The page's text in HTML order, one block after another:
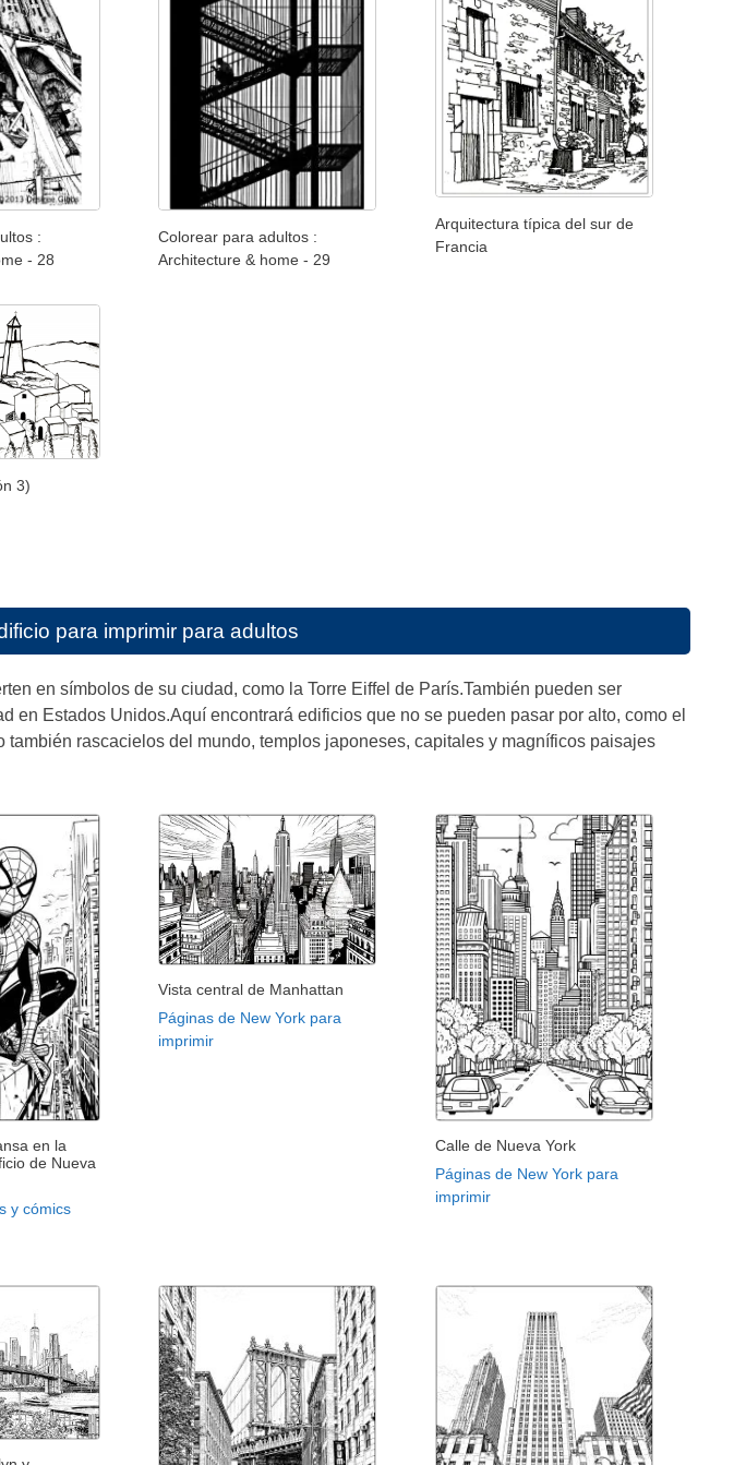
:
- 28
Colorear para adultos :
Architecture & home - 29
Arquitectura típica del sur de
Francia
3)
para imprimir para adultos
en símbolos de su ciudad, como la Torre Eiffel de París.También pueden ser
en Estados Unidos.Aquí encontrará edificios que no se pueden pasar por alto, como el
rascacielos del mundo, templos japoneses, capitales y magníficos paisajes
en la
de Nueva
y cómics
Vista central de Manhattan
Páginas de New York para
imprimir
Calle de Nueva York
Páginas de New York para
imprimir